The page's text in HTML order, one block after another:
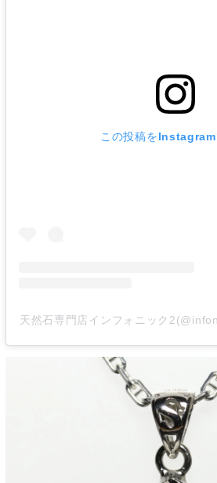
この投稿をInstagram
天然石専門店インフォニック